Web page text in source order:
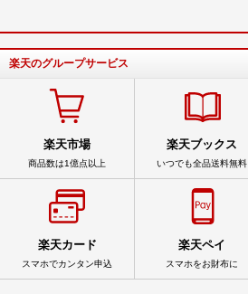
楽天のグループサービス
楽天市場
商品数は1億点以上
楽天ブックス
いつでも全品送料無料
楽天カード
スマホでカンタン申込
楽天ペイ
スマホをお財布に